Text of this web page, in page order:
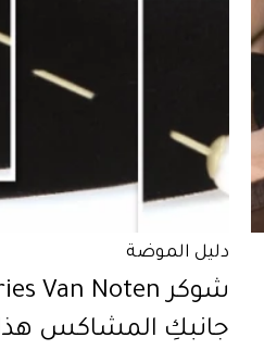
دليل الموضة
جانبكِ المشاكس